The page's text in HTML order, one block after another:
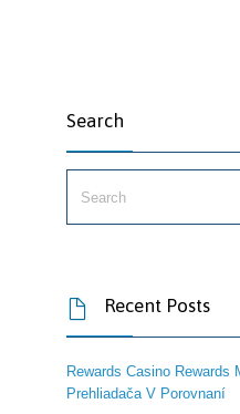
Search
 Recent Posts
Rewards Casino Rewards
Prehliadača V Porovnaní